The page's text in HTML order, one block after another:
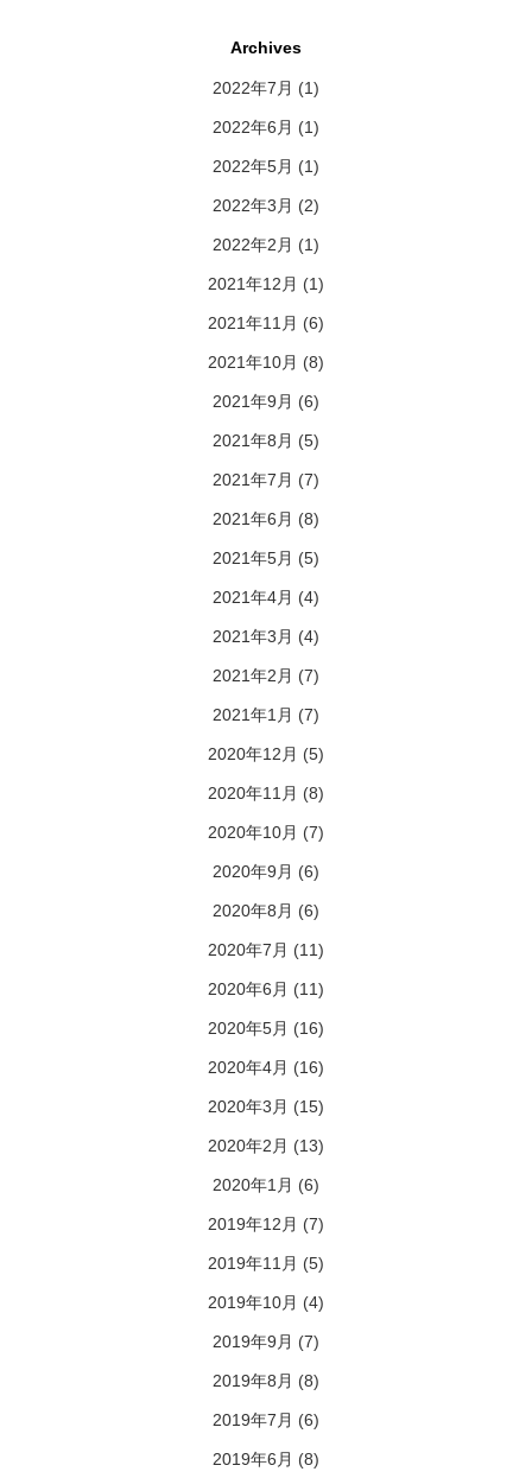
Archives
2022年7月 (1)
2022年6月 (1)
2022年5月 (1)
2022年3月 (2)
2022年2月 (1)
2021年12月 (1)
2021年11月 (6)
2021年10月 (8)
2021年9月 (6)
2021年8月 (5)
2021年7月 (7)
2021年6月 (8)
2021年5月 (5)
2021年4月 (4)
2021年3月 (4)
2021年2月 (7)
2021年1月 (7)
2020年12月 (5)
2020年11月 (8)
2020年10月 (7)
2020年9月 (6)
2020年8月 (6)
2020年7月 (11)
2020年6月 (11)
2020年5月 (16)
2020年4月 (16)
2020年3月 (15)
2020年2月 (13)
2020年1月 (6)
2019年12月 (7)
2019年11月 (5)
2019年10月 (4)
2019年9月 (7)
2019年8月 (8)
2019年7月 (6)
2019年6月 (8)